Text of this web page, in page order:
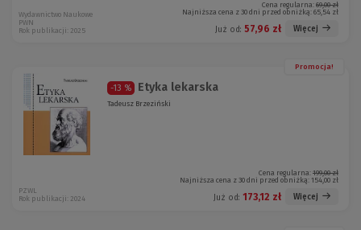
Cena regularna: 69,00 zł
Najniższa cena z 30 dni przed obniżką: 65,54 zł
Już od: 57,96 zł Więcej
Wydawnictwo Naukowe
PWN
Rok publikacji: 2025
Promocja!
-13 % Etyka lekarska
Tadeusz Brzeziński
Cena regularna: 199,00 zł
Najniższa cena z 30 dni przed obniżką: 154,00 zł
Już od: 173,12 zł Więcej
PZWL
Rok publikacji: 2024